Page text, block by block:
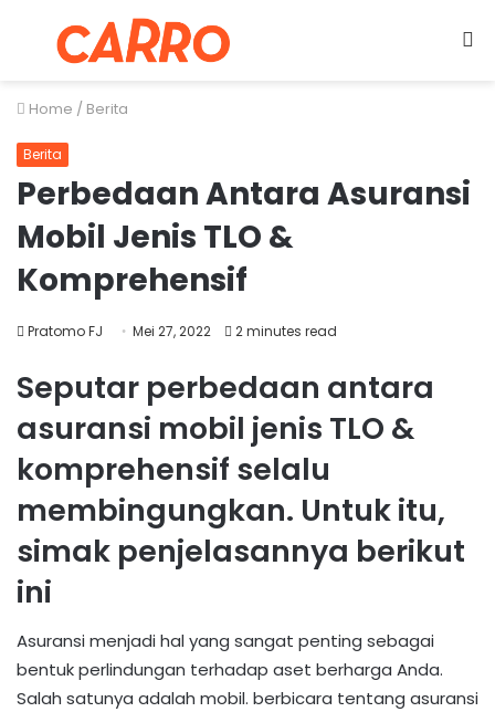
Menu
Home / Berita
Berita
Perbedaan Antara Asuransi
Mobil Jenis TLO &
Komprehensif
Pratomo FJ Mei 27, 2022 2 minutes read
Seputar perbedaan antara
asuransi mobil jenis TLO &
komprehensif selalu
membingungkan. Untuk itu,
simak penjelasannya berikut
ini
Asuransi menjadi hal yang sangat penting sebagai
bentuk perlindungan terhadap aset berharga Anda.
Salah satunya adalah mobil. berbicara tentang asuransi